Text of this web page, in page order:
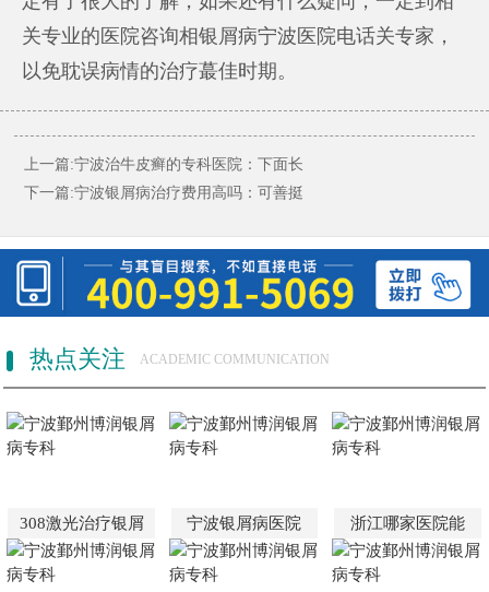
关专业的医院咨询相银屑病宁波医院电话关专家，
以免耽误病情的治疗蕞佳时期。
上一篇:宁波治牛皮癣的专科医院：下面长
下一篇:宁波银屑病治疗费用高吗：可善挺
热点关注 ACADEMIC COMMUNICATION
308激光治疗银屑 宁波银屑病医院 浙江哪家医院能